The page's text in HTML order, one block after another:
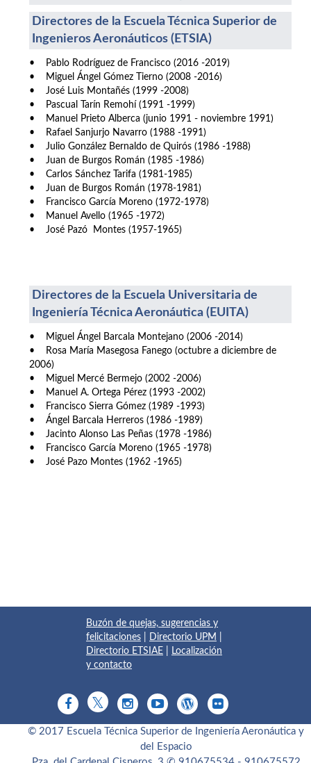
Directores de la Escuela Técnica Superior de
Ingenieros Aeronáuticos (ETSIA)
• Pablo Rodríguez de Francisco (2016 -2019)
• Miguel Ángel Gómez Tierno (2008 -2016)
• José Luis Montañés (1999 -2008)
• Pascual Tarín Remohí (1991 -1999)
• Manuel Prieto Alberca (junio 1991 - noviembre 1991)
• Rafael Sanjurjo Navarro (1988 -1991)
• Julio González Bernaldo de Quirós (1986 -1988)
• Juan de Burgos Román (1985 -1986)
• Carlos Sánchez Tarifa (1981-1985)
• Juan de Burgos Román (1978-1981)
• Francisco García Moreno (1972-1978)
• Manuel Avello (1965 -1972)
• José Pazó Montes (1957-1965)
Directores de la Escuela Universitaria de
Ingeniería Técnica Aeronáutica (EUITA)
• Miguel Ángel Barcala Montejano (2006 -2014)
• Rosa María Masegosa Fanego (octubre a diciembre de
2006)
• Miguel Mercé Bermejo (2002 -2006)
• Manuel A. Ortega Pérez (1993 -2002)
• Francisco Sierra Gómez (1989 -1993)
• Ángel Barcala Herreros (1986 -1989)
• Jacinto Alonso Las Peñas (1978 -1986)
• Francisco García Moreno (1965 -1978)
• José Pazo Montes (1962 -1965)
Buzón de quejas, sugerencias y
felicitaciones
Directorio UPM
Directorio ETSIAE
Localización
y contacto
© 2017 Escuela Técnica Superior de Ingeniería Aeronáutica y
del Espacio